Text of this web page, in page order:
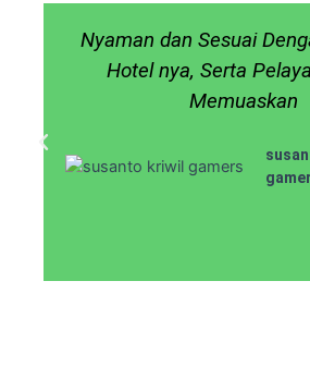
Nyaman dan Sesuai
Hotel nya, Serta
Memuaskan